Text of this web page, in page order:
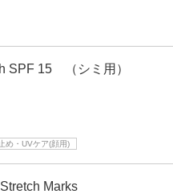
SPF 15 （シミ用）
め・UVケア(顔用)
Marks